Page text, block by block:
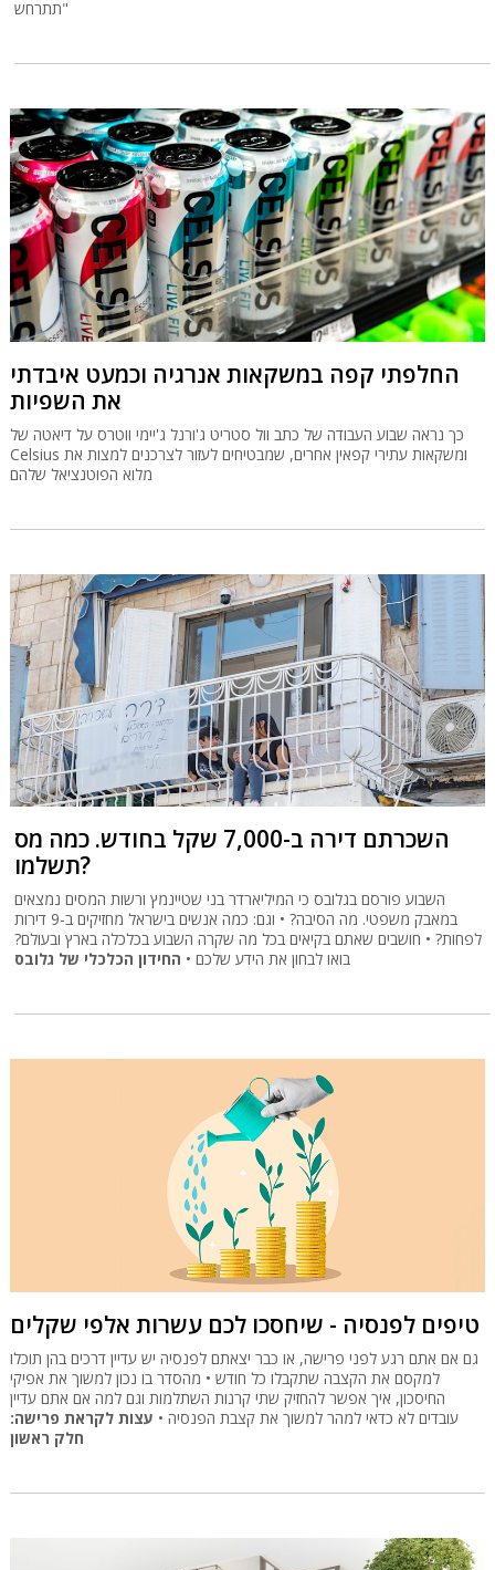
תתרחש"
החלפתי קפה במשקאות אנרגיה וכמעט איבדתי
את השפיות
כך נראה שבוע העבודה של כתב וול סטריט ג'ורנל ג'יימי ווטרס על דיאטה של
Celsius ומשקאות עתירי קפאין אחרים, שמבטיחים לעזור לצרכנים למצות את
מלוא הפוטנציאל שלהם
השכרתם דירה ב-7,000 שקל בחודש. כמה מס
תשלמו?
השבוע פורסם בגלובס כי המיליארדר בני שטיינמץ ורשות המסים נמצאים
במאבק משפטי. מה הסיבה? • וגם: כמה אנשים בישראל מחזיקים ב-9 דירות
לפחות? • חושבים שאתם בקיאים בכל מה שקרה השבוע בכלכלה בארץ ובעולם?
בואו לבחון את הידע שלכם • החידון הכלכלי של גלובס
טיפים לפנסיה - שיחסכו לכם עשרות אלפי שקלים
גם אם אתם רגע לפני פרישה, או כבר יצאתם לפנסיה יש עדיין דרכים בהן תוכלו
למקסם את הקצבה שתקבלו כל חודש • מהסדר בו נכון למשוך את אפיקי
החיסכון, איך אפשר להחזיק שתי קרנות השתלמות וגם למה אם אתם עדיין
עובדים לא כדאי למהר למשוך את קצבת הפנסיה • עצות לקראת פרישה:
חלק ראשון